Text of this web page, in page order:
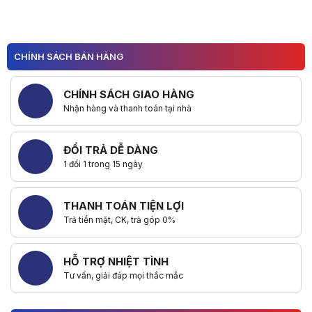
CHÍNH SÁCH BÁN HÀNG
CHÍNH SÁCH GIAO HÀNG
Nhận hàng và thanh toán tại nhà
ĐỔI TRẢ DỄ DÀNG
1 đổi 1 trong 15 ngày
THANH TOÁN TIỆN LỢI
Trả tiền mặt, CK, trả góp 0%
HỖ TRỢ NHIỆT TÌNH
Tư vấn, giải đáp mọi thắc mắc